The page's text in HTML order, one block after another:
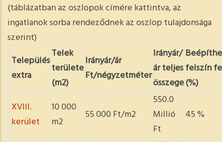
(táblázatban az oszlopok címére kattintva, az
ingatlanok sorba rendeződnek az oszlop tulajdonsága
szerint)
Település
extra
Telek
területe
(m2)
Irányár/ár
Ft/négyzetméter
Irányár/
ár teljes
összege
felszín
(%)
XVIII.
kerület
10 000
m2
55 000 Ft/m2
550.0
Millió
Ft
45 %